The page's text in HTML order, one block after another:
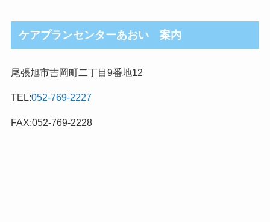
ケアプランセンターあおい 案内
尾張旭市吉岡町二丁目9番地12
TEL:052-769-2227
FAX:052-769-2228